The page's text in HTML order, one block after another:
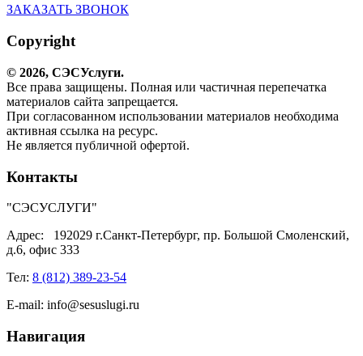
ЗАКАЗАТЬ ЗВОНОК
Copyright
© 2026, СЭСУслуги.
Все права защищены. Полная или частичная перепечатка
материалов сайта запрещается.
При согласованном использовании материалов необходима
активная ссылка на ресурс.
Не является публичной офертой.
Контакты
"СЭСУСЛУГИ"
Адрес:
192029 г.Санкт-Петербург, пр. Большой Смоленский,
д.6, офис 333
Тел: 8 (812) 389-23-54
E-mail: info@sesuslugi.ru
Навигация